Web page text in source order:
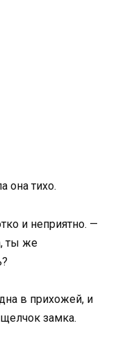
она тихо.
и неприятно. —
ты же
в прихожей, и
замка.